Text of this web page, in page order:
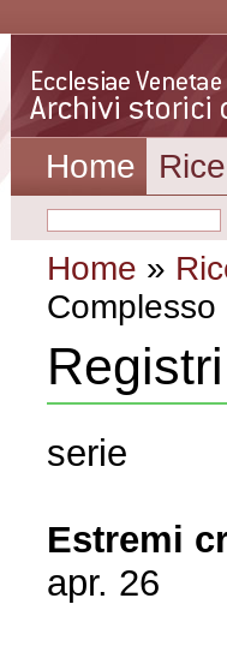
Home
Home »
serie
Estremi
apr. 26